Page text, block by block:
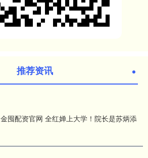
推荐资讯
金囤配资官网 全红婵上大学！院长是苏炳添